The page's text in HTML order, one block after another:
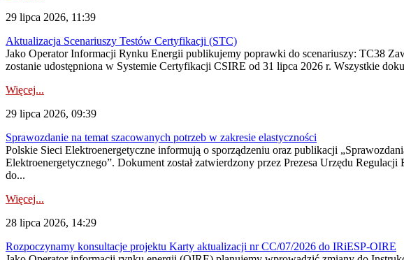
29 lipca 2026, 11:39
Aktualizacja Scenariuszy Testów Certyfikacji (STC)
Jako Operator Informacji Rynku Energii publikujemy poprawki do scenariuszy: TC38
zostanie udostępniona w Systemie Certyfikacji CSIRE od 31 lipca 2026 r. Wszystkie
Więcej...
29 lipca 2026, 09:39
Sprawozdanie na temat szacowanych potrzeb w zakresie elastyczności
Polskie Sieci Elektroenergetyczne informują o sporządzeniu oraz publikacji
Elektroenergetycznego”. Dokument został zatwierdzony przez Prezesa Urzędu
do...
Więcej...
28 lipca 2026, 14:29
Rozpoczynamy konsultacje projektu Karty aktualizacji nr CC/07/2026 do IRiESP-OIRE